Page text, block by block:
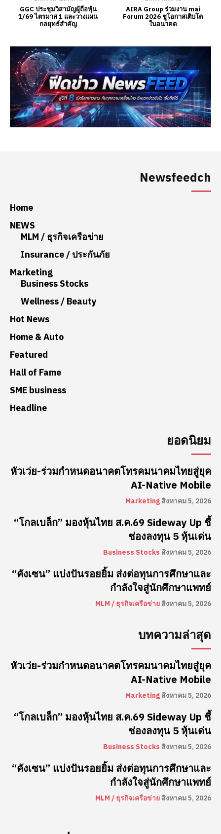
Newsfeedch
Home
NEWS
MLM / ธุรกิจเครือข่าย
Insurance / ประกันภัย
Marketing
Business Stocks
Wellness / Beauty
Hot News
Home & Auto
Featured
Hall of Fame
SME business
Headline
ยอดนิยม
หัวเว่ย-ร่วมกำหนดอนาคตโทรคมนาคมไทยสู่ยุค
AI-Native Mobile
Marketingสิงหาคม 5, 2026
“โกลเบล็ก” มองหุ้นไทย ส.ค.69 Sideway Up ชี้
ช่องลงทุน 5 หุ้นเด่น
Business Stocks สิงหาคม 5, 2026
“คังเซน” แบ่งปันรอยยิ้ม ส่งต่อทุนการศึกษาและ
กำลังใจสู่นักศึกษาแพทย์
MLM / ธุรกิจเครือข่ายสิงหาคม 5, 2026
บทความล่าสุด
หัวเว่ย-ร่วมกำหนดอนาคตโทรคมนาคมไทยสู่ยุค
AI-Native Mobile
Marketingสิงหาคม 5, 2026
“โกลเบล็ก” มองหุ้นไทย ส.ค.69 Sideway Up ชี้
ช่องลงทุน 5 หุ้นเด่น
Business Stocks สิงหาคม 5, 2026
“คังเซน” แบ่งปันรอยยิ้ม ส่งต่อทุนการศึกษาและ
กำลังใจสู่นักศึกษาแพทย์
MLM / ธุรกิจเครือข่ายสิงหาคม 5, 2026